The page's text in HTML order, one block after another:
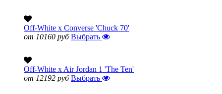
Off-White x Converse 'Chuck 70'
от 10160 руб Выбрать
Off-White x Air Jordan 1 'The Ten'
от 12192 руб Выбрать